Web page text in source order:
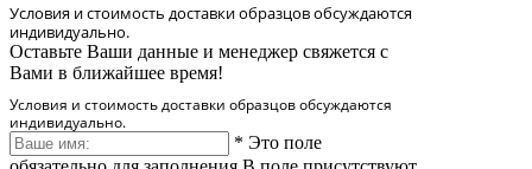
Условия и стоимость доставки образцов обсуждаются
индивидуально.
Оставьте Ваши данные и менеджер свяжется с
Вами в ближайшее время!
Условия и стоимость доставки образцов обсуждаются
индивидуально.
* Это поле